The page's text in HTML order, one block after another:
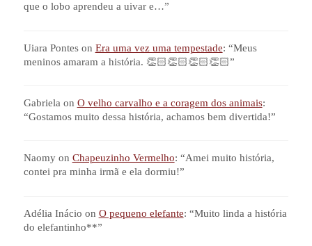
que o lobo aprendeu a uivar e…”
Uiara Ponteson Era uma vez uma tempestade: “Meus
meninos amaram a história. 👏🏻👏🏻👏🏻👏🏻”
Gabriela on O velho carvalho e a coragem dos animais:
“Gostamos muito dessa história, achamos bem divertida!”
Naomyon Chapeuzinho Vermelho: “Amei muito história,
contei pra minha irmã e ela dormiu!”
Adélia Inácio on O pequeno elefante: “Muito linda a história
do elefantinho**”